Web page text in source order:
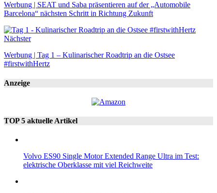
Werbung | SEAT und Saba präsentieren auf der „Automobile
Barcelona“ nächsten Schritt in Richtung Zukunft
Nächster
Werbung | Tag 1 – Kulinarischer Roadtrip an die Ostsee
#firstwithHertz
Anzeige
TOP 5 aktuelle Artikel
Volvo ES90 Single Motor Extended Range Ultra im Test:
elektrische Oberklasse mit viel Reichweite